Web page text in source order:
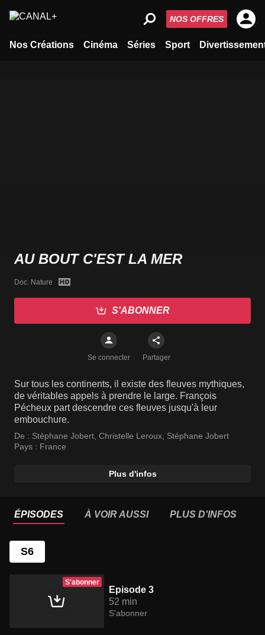
Nos Créations Cinéma Séries Sport
NOS OFFRES
AU BOUT C'EST LA MER
Doc. Nature
S'ABONNER
Se connecter Partager
Sur tous les continents, il existe des fleuves mythiques,
de véritables appels à prendre le large. François
Pécheux part descendre ces fleuves jusqu'à leur
embouchure.
De : Stéphane Jobert Christelle Leroux Stéphane Jobert
Pays : France
Plus d'infos
ÉPISODES À VOIR AUSSI PLUS D'INFOS
S6
S'abonner
Episode 3
52 min
S'abonner